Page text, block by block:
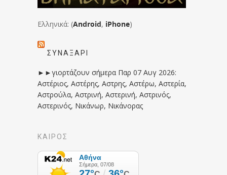
Ελληνικά: (Android, iPhone)
ΣΥΝΑΞΆΡΙ
►►γιορτάζουν σήμερα Παρ 07 Αυγ 2026:
Αστέριος, Αστέρης, Αστρης, Αστέρω, Αστερία,
Αστρούλα, Αστρινή, Αστερινή, Αστρινός,
Αστερινός, Νικάνωρ, Νικάνορας
ΚΑΙΡΟΣ